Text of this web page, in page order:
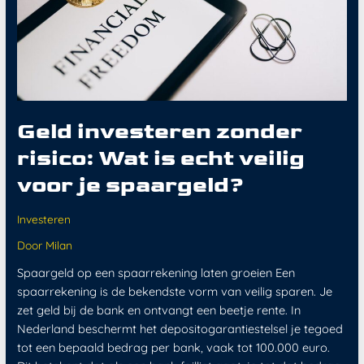
Geld investeren zonder
risico: Wat is echt veilig
voor je spaargeld?
Investeren
Door Milan
Spaargeld op een spaarrekening laten groeien Een
spaarrekening is de bekendste vorm van veilig sparen. Je
zet geld bij de bank en ontvangt een beetje rente. In
Nederland beschermt het depositogarantiestelsel je tegoed
tot een bepaald bedrag per bank, vaak tot 100.000 euro.